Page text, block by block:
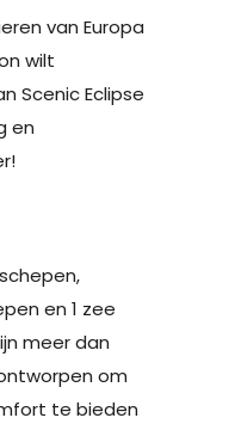
van Europa
wilt
Scenic Eclipse
en
en 1 zee
meer dan
om
te bieden